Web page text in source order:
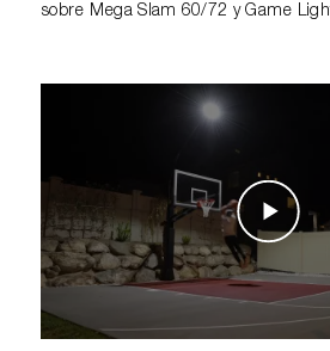
sobre Mega Slam 60/72 y Game